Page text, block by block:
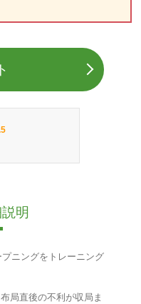
明
ニングをトレーニング
局直後の不利が収局ま